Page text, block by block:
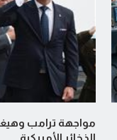
مواجهة ترامب
الذخائر الأمريكية